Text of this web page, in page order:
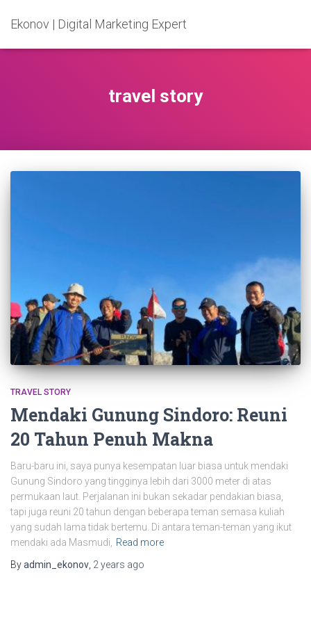
Ekonov | Digital Marketing Expert
travel story
TRAVEL STORY
Mendaki Gunung Sindoro: Reuni
20 Tahun Penuh Makna
Baru-baru ini, saya punya kesempatan luar biasa untuk mendaki
Gunung Sindoro yang tingginya lebih dari 3000 meter di atas
permukaan laut. Perjalanan ini bukan sekadar pendakian biasa,
tapi juga reuni 20 tahun dengan beberapa teman semasa kuliah
yang sudah lama tidak bertemu. Di antara teman-teman yang ikut
mendaki ada Masmudi,
Read more
Byadmin_ekonov 2 years ago